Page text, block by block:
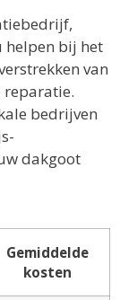
helpen bij het
van
reparatie.
bedrijven
dakgoot
Gemiddelde
kosten